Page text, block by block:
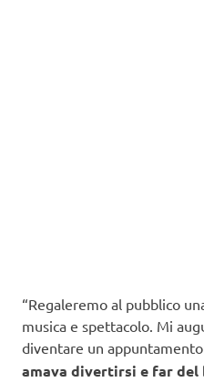
“Regaleremo al pubblico
musica e spettacolo. Mi
diventare un appuntamento
amava divertirsi e far del